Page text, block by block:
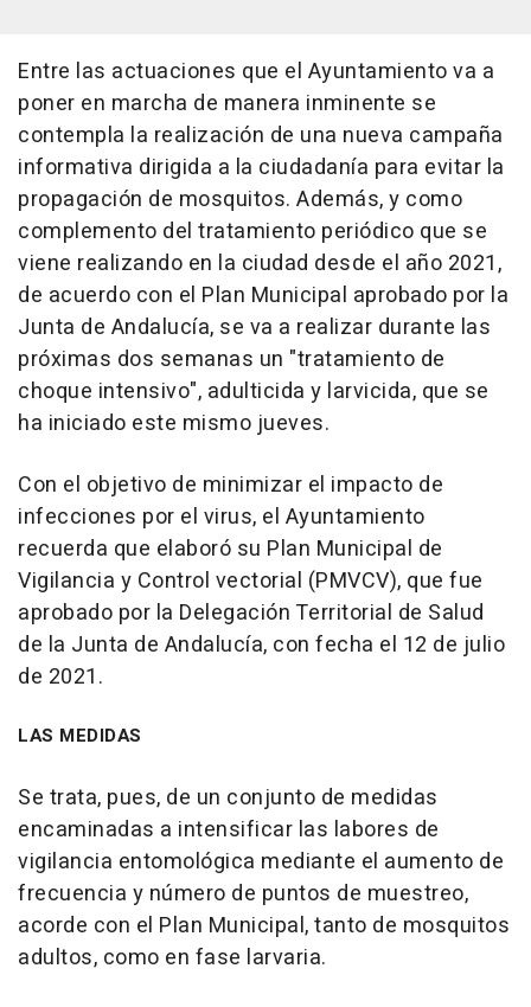
Entre las actuaciones que el Ayuntamiento va a
poner en marcha de manera inminente se
contempla la realización de una nueva campaña
informativa dirigida a la ciudadanía para evitar la
propagación de mosquitos. Además, y como
complemento del tratamiento periódico que se
viene realizando en la ciudad desde el año 2021,
de acuerdo con el Plan Municipal aprobado por la
Junta de Andalucía, se va a realizar durante las
próximas dos semanas un "tratamiento de
choque intensivo", adulticida y larvicida, que se
ha iniciado este mismo jueves.
Con el objetivo de minimizar el impacto de
infecciones por el virus, el Ayuntamiento
recuerda que elaboró su Plan Municipal de
Vigilancia y Control vectorial (PMVCV), que fue
aprobado por la Delegación Territorial de Salud
de la Junta de Andalucía, con fecha el 12 de julio
de 2021.
LAS MEDIDAS
Se trata, pues, de un conjunto de medidas
encaminadas a intensificar las labores de
vigilancia entomológica mediante el aumento de
frecuencia y número de puntos de muestreo,
acorde con el Plan Municipal, tanto de mosquitos
adultos, como en fase larvaria.